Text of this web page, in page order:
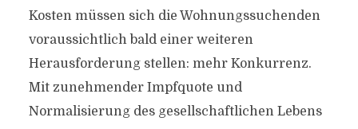
Kosten müssen sich die Wohnungssuchenden
voraussichtlich bald einer weiteren
Herausforderung stellen: mehr Konkurrenz.
Mit zunehmender Impfquote und
Normalisierung des gesellschaftlichen Lebens